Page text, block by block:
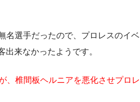
名選手だったので、プロレスのイベ
来なかったようです。
、椎間板ヘルニアを悪化させプロレ